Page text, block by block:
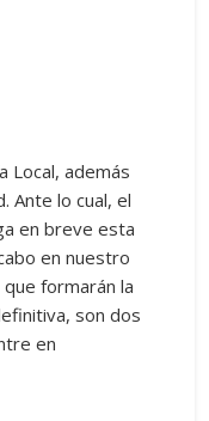
Local, además
Ante lo cual, el
en breve esta
en nuestro
formarán la
son dos
en